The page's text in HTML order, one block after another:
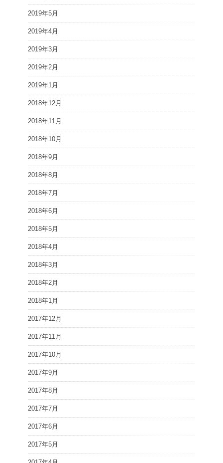
2019年5月
2019年4月
2019年3月
2019年2月
2019年1月
2018年12月
2018年11月
2018年10月
2018年9月
2018年8月
2018年7月
2018年6月
2018年5月
2018年4月
2018年3月
2018年2月
2018年1月
2017年12月
2017年11月
2017年10月
2017年9月
2017年8月
2017年7月
2017年6月
2017年5月